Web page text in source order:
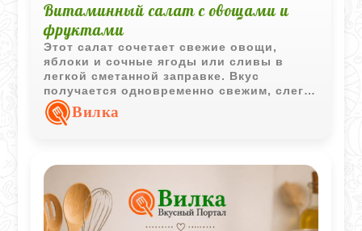
Витаминный салат с овощами и
фруктами
Этот салат сочетает свежие овощи,
яблоки и сочные ягоды или сливы в
легкой сметанной заправке. Вкус
получается одновременно свежим, слегка
сладковатым и очень летним, а
хрустящая текстура делает салат
Вилка